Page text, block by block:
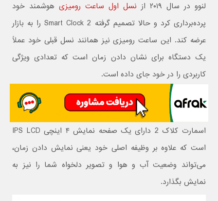
لنوو در سال ۲۰۱۹ از
نسل اول ساعت رومیزیهوشمند خود
پرده‌برداری کرد و حالا تصمیم گرفته Smart Clock 2 را به بازار
عرضه کند. این ساعت رومیزی نیز همانند نسل قبلی خود عملاً
یک دستگاه برای نشان دادن زمان است که تعدادی ویژگی
کاربردی را در خود جای داده است.
اسمارت کلاک 2 دارای یک صفحه نمایش ۴ اینچی IPS LCD
است که علاوه بر وظیفه اصلی خود یعنی نمایش دادن زمان،
می‌تواند وضعیت آب و هوا و تصویر دلخواه شما را نیز به
نمایش بگذارد.